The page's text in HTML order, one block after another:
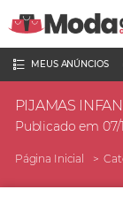
MEUS ANÚNCIOS
PIJAMAS
Publicado em 07/
Página Inicial